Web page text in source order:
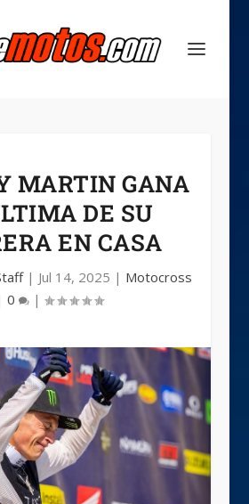
MARTIN GANA
DE SU
EN CASA
| Jul 14, 2025 | Motocross
0 |